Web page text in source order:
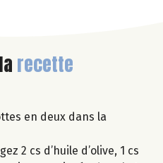
recette
en deux dans la
2 cs d’huile d’olive, 1 cs